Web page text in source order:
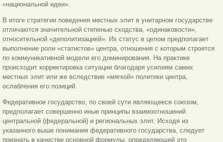
«национальной идеи».
В итоге стратегии поведения местных элит в унитарном государстве
отличаются значительной степенью сходства, «одинаковости»,
относительной «деполитизацией». Их статус в целом предполагает
выполнение роли «статистов» центра, отношения с которым строятся
по коммуникативной модели его доминирования. На практике
происходит корректировка ситуации благодаря усилиям самих
местных элит или же вследствие «мягкой» политики центра,
ослабления его позиций.
Федеративное государство, по своей сути являющееся союзом,
предполагает совершенно иные принципы взаимоотношений
центральной (федеральной) и региональных элит. Исходя из
указанного выше понимания федеративного государства, следует
признать в качестве основной формулы, определяющей это